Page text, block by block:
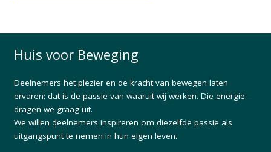
Huis voor Beweging
Deelnemers het plezier en de kracht van bewegen laten
ervaren: dat is de passie van waaruit wij werken. Die energie
dragen we graag uit.
We willen deelnemers inspireren om diezelfde passie als
uitgangspunt te nemen in hun eigen leven.